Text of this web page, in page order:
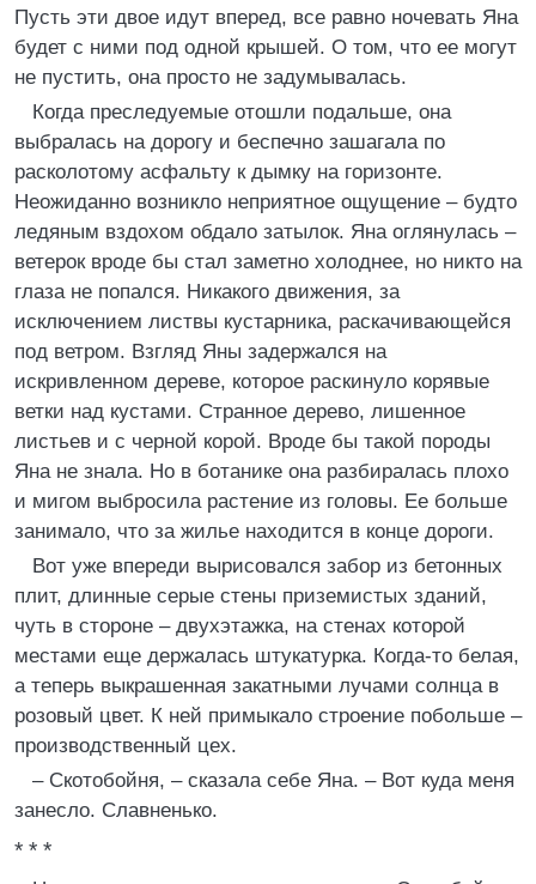
Пусть эти двое идут вперед, все равно ночевать Яна
будет с ними под одной крышей. О том, что ее могут
не пустить, она просто не задумывалась.
Когда преследуемые отошли подальше, она
выбралась на дорогу и беспечно зашагала по
расколотому асфальту к дымку на горизонте.
Неожиданно возникло неприятное ощущение – будто
ледяным вздохом обдало затылок. Яна оглянулась –
ветерок вроде бы стал заметно холоднее, но никто на
глаза не попался. Никакого движения, за
исключением листвы кустарника, раскачивающейся
под ветром. Взгляд Яны задержался на
искривленном дереве, которое раскинуло корявые
ветки над кустами. Странное дерево, лишенное
листьев и с черной корой. Вроде бы такой породы
Яна не знала. Но в ботанике она разбиралась плохо
и мигом выбросила растение из головы. Ее больше
занимало, что за жилье находится в конце дороги.
Вот уже впереди вырисовался забор из бетонных
плит, длинные серые стены приземистых зданий,
чуть в стороне – двухэтажка, на стенах которой
местами еще держалась штукатурка. Когда-то белая,
а теперь выкрашенная закатными лучами солнца в
розовый цвет. К ней примыкало строение побольше –
производственный цех.
– Скотобойня, – сказала себе Яна. – Вот куда меня
занесло. Славненько.
* * *